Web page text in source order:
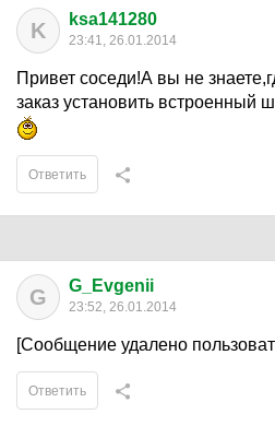
K ksa141280
23:41, 26.01.2014
Привет соседи!А вы не
заказ установить встроенный
Ответить
G G_Evgenii
23:52, 26.01.2014
[Сообщение удалено
Ответить